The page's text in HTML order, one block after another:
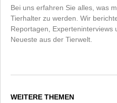
Bei uns erfahren Sie alles, was
Tierhalter zu werden. Wir
Reportagen, Experteninterviews
Neueste aus der Tierwelt.
WEITERE THEMEN